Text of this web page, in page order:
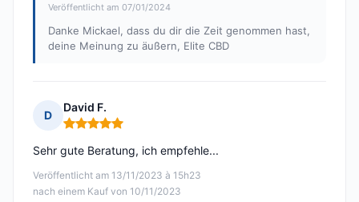
Veröffentlicht am 07/01/2024
Danke Mickael, dass du dir die Zeit genommen hast,
deine Meinung zu äußern, Elite CBD
D
David F.
Hinweis: 5 von 5
Veröffentlicht am 13/11/2023 à 15h23
nach einem Kauf von 10/11/2023
Sehr gute Beratung, ich empfehle...